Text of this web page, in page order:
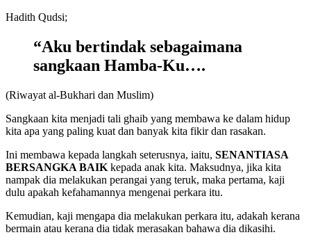
Hadith Qudsi;
“Aku bertindak sebagaimana
sangkaan Hamba-Ku….
(Riwayat al-Bukhari dan Muslim)
Sangkaan kita menjadi tali ghaib yang membawa ke dalam hidup
kita apa yang paling kuat dan banyak kita fikir dan rasakan.
Ini membawa kepada langkah seterusnya, iaitu, SENANTIASA
BERSANGKA BAIK kepada anak kita. Maksudnya, jika kita
nampak dia melakukan perangai yang teruk, maka pertama, kaji
dulu apakah kefahamannya mengenai perkara itu.
Kemudian, kaji mengapa dia melakukan perkara itu, adakah kerana
bermain atau kerana dia tidak merasakan bahawa dia dikasihi.